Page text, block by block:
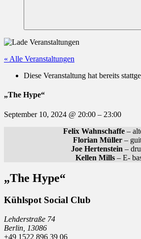
Suchen
« Alle Veranstaltungen
Diese Veranstaltung hat bereits
„The Hype“
September 10, 2024 @ 20:00 – 23:00
Felix Wahnschaffe–
Florian Müller –
Joe Hertenstein –
Kellen Mills – E-
„The Hype“
Kühlspot Social Club
Lehderstraße 74
Berlin 13086
+49 1522 896 39 06